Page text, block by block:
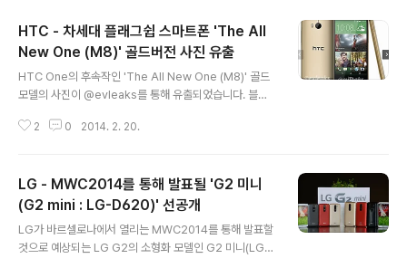
HTC - 차세대 플래그쉽 스마트폰 'The All
New One (M8)' 골드버전 사진 유출
HTC One의 후속작인 'The All New One (M8)' 골드
모델의 사진이 @evleaks를 통해 유출되었습니다. 블랙,
안드로이드 4.4.2 킷캣을 기반으로 HTC Sense UI 6.0
참고로 3월 25일 발표될 것으로 예상되는 M8의 알려진
사양은 다음과 같습니다. 5인치 FullHD (1920 * 1080)
디스플레이 퀄컴 스냅드래곤 800 MSM8974 쿼드코어
프로세서 2GB RAM 후면 Ultrapixel 카메라, 전면 210
만 화소 카메라 WiFi a/b/g/n/ac HTC 센스 6.0 UI 안드
2 0 2014. 2. 20.
LG - MWC2014를 통해 발표될 'G2 미니
(G2 mini : LG-D620)' 선공개
LG가 바르셀로나에서 열리는 MWC2014를 통해 발표할
것으로 예상되는 LG G2의 소형화 모델인 G2 미니(LG-